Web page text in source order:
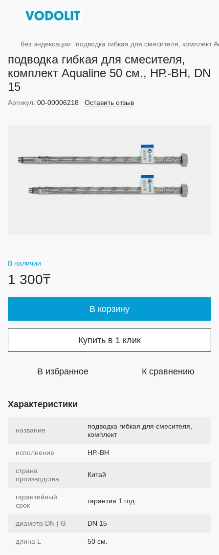
без индексации подводка гибкая для смесителя, комплект
подводка гибкая для смесителя,
комплект Aqualine 50 см., НР.-ВН, DN
15
Артикул: 00-00006218 Оставить отзыв
В наличии
1 300₸
В корзину
Купить в 1 клик
В избранное К сравнению
Характеристики
название
подводка гибкая для смесителя,
комплект
исполнение НР.-ВН
страна
производства
Китай
гарантийный
срок
гарантия 1 год
диаметр DN | G DN 15
длина L 50 см.